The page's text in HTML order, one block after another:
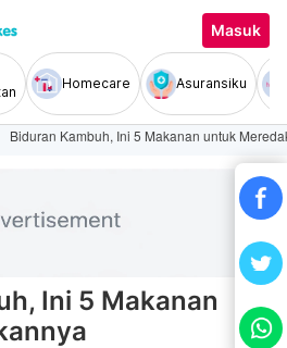
Masuk
Homecare Asuransiku
Biduran Kambuh, Ini 5 Makanan untuk
Ini 5 Makanan